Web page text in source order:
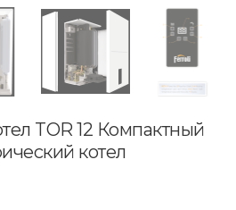
TOR 12 Компактный
котел